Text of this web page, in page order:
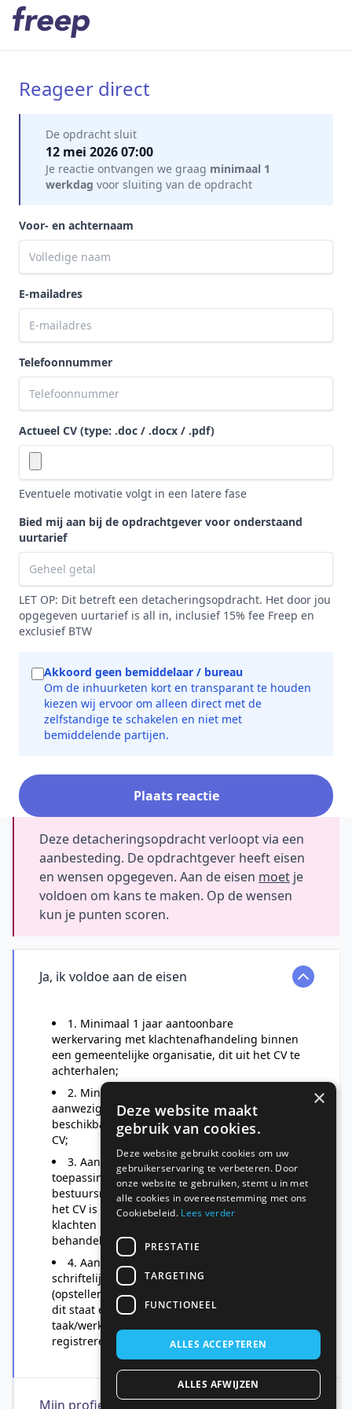
Mijn gegevens
Reageer direct
De opdracht sluit
12 mei 2026 07:00
Je reactie ontvangen we graag minimaal 1
werkdag voor sluiting van de opdracht
Voor- en achternaam
E-mailadres
Telefoonnummer
Actueel CV (type: .doc / .docx / .pdf)
Eventuele motivatie volgt in een latere fase
Bied mij aan bij de opdrachtgever voor onderstaand
uurtarief
LET OP: Dit betreft een detacheringsopdracht. Het door jou
opgegeven uurtarief is all in, inclusief 15% fee Freep en
exclusief BTW
Akkoord geen bemiddelaar / bureau
Om de inhuurketen kort en transparant te houden
kiezen wij ervoor om alleen direct met de
zelfstandige te schakelen en niet met
bemiddelende partijen.
Plaats reactie
Deze detacheringsopdracht verloopt via een
aanbesteding. De opdrachtgever heeft eisen
en wensen opgegeven. Aan de eisen moet je
voldoen om kans te maken. Op de wensen
kun je punten scoren.
Ja, ik voldoe aan de eisen
1. Minimaal 1 jaar aantoonbare
werkervaring met klachtenafhandeling binnen
een gemeentelijke organisatie, dit uit het CV te
achterhalen;
2. Minimaal 3 dagen per week fysiek
aanwezig op kantoor Zwolle, deze
beschikbaarheid moet bevestigd worden in het
CV;
3. Aantoonbare werkervaring met
toepassing van de Algemene wet
bestuursrecht (Awb) in klachtbehandeling, in
het CV is expliciet benoemd dat de kandidaat
klachten in de zin van hoofdstuk 9 Awb heeft
behandeld;
4. Aantoonbare werkervaring met
schriftelijke afhandeling van klachten
(opstellen klachtbeoordeling/afdoeningsbrief),
dit staat expliciet beschreven als
taak/werkzaamheden (niet alleen intake of
registreren) in het CV;
Mijn profiel sluit aan op de wensen
×
Deze website maakt
gebruik van cookies.
Deze website gebruikt cookies om uw
gebruikerservaring te verbeteren. Door
onze website te gebruiken, stemt u in met
alle cookies in overeenstemming met ons
Cookiebeleid. Lees verder
PRESTATIE
TARGETING
FUNCTIONEEL
ALLES ACCEPTEREN
ALLES AFWIJZEN